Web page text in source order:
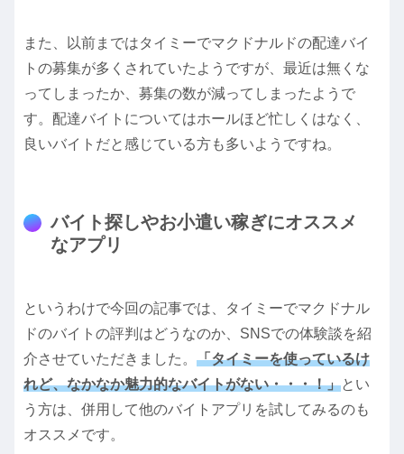
また、以前まではタイミーでマクドナルドの配達バイ
トの募集が多くされていたようですが、最近は無くな
ってしまったか、募集の数が減ってしまったようで
す。配達バイトについてはホールほど忙しくはなく、
良いバイトだと感じている方も多いようですね。
バイト探しやお小遣い稼ぎにオススメ
なアプリ
というわけで今回の記事では、タイミーでマクドナル
ドのバイトの評判はどうなのか、SNSでの体験談を紹
介させていただきました。 「タイミーを使っているけ
れど、なかなか魅力的なバイトがない・・・！」とい
う方は、併用して他のバイトアプリを試してみるのも
オススメです。